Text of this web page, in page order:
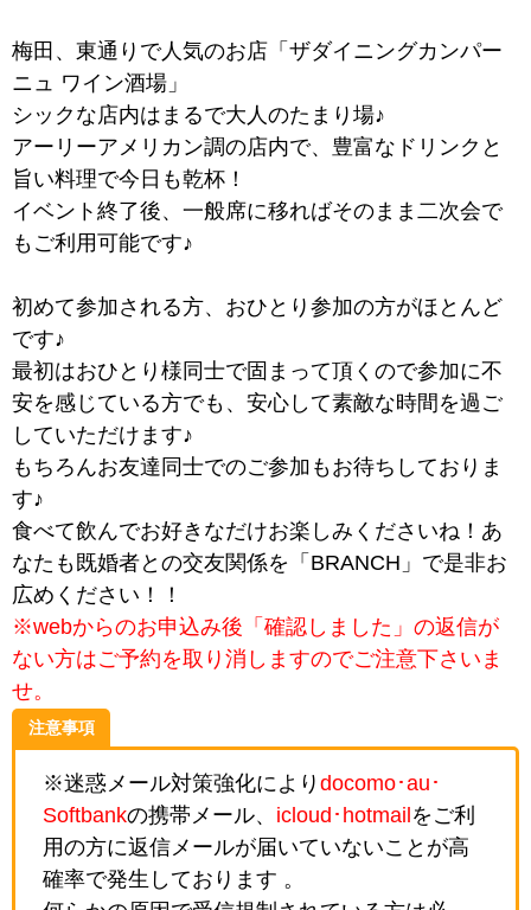
梅田、東通りで人気のお店「ザダイニングカンパー
ニュ ワイン酒場」
シックな店内はまるで大人のたまり場♪
アーリーアメリカン調の店内で、豊富なドリンクと
旨い料理で今日も乾杯！
イベント終了後、一般席に移ればそのまま二次会で
もご利用可能です♪
初めて参加される方、おひとり参加の方がほとんど
です♪
最初はおひとり様同士で固まって頂くので参加に不
安を感じている方でも、安心して素敵な時間を過ご
していただけます♪
もちろんお友達同士でのご参加もお待ちしておりま
す♪
食べて飲んでお好きなだけお楽しみくださいね！あ
なたも既婚者との交友関係を「BRANCH」で是非お
広めください！！
※webからのお申込み後「確認しました」の返信が
ない方はご予約を取り消しますのでご注意下さいま
せ。
注意事項
※迷惑メール対策強化により docomo･au･
Softbankの携帯メール、 icloud･hotmail をご利
用の方に返信メールが届いていないことが高
確率で発生しております 。